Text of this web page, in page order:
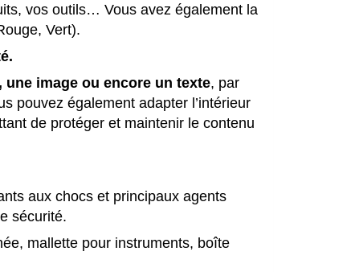
vos outils… Vous avez également la
Vert).
une image ou encore un texte, par
pouvez également adapter l’intérieur
de protéger et maintenir le contenu
aux chocs et principaux agents
sécurité.
mallette pour instruments, boîte